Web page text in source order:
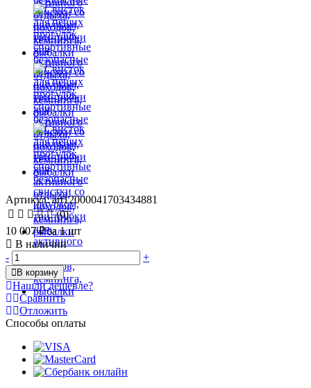
Артикул: art12000041703434881
(0)
10 007 ₽за 1 шт
В наличии
-
+
В корзину
Нашли дешевле?
Сравнить
Отложить
Способы оплаты